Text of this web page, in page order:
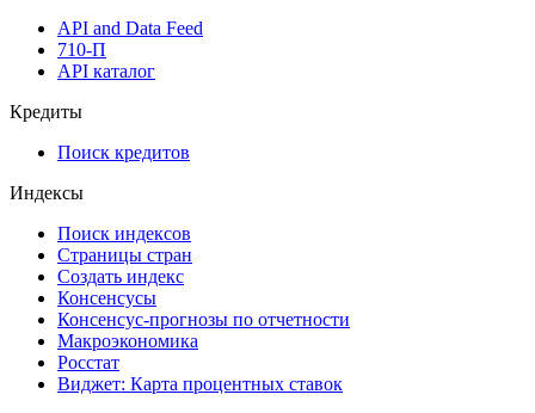
API and Data Feed
710-П
API каталог
Кредиты
Поиск кредитов
Индексы
Поиск индексов
Страницы стран
Создать индекс
Консенсусы
Консенсус-прогнозы по отчетности
Макроэкономика
Росстат
Виджет: Карта процентных ставок